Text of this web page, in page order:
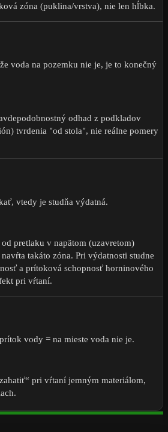
zóna (puklina/vrstva), nie len hĺbka.
voda na pozemku nie je, je to konečný
odhad z podkladov
tvrdenia "od stola", nie reálne pomery
vtedy je studňa výdatná.
pretlaku v napätom (uzavretom)
takáto zóna. Pri výdatnosti studne
a prítoková schopnosť horninového
pri vŕtaní.
vody = na mieste voda nie je.
pri vŕtaní jemným materiálom,